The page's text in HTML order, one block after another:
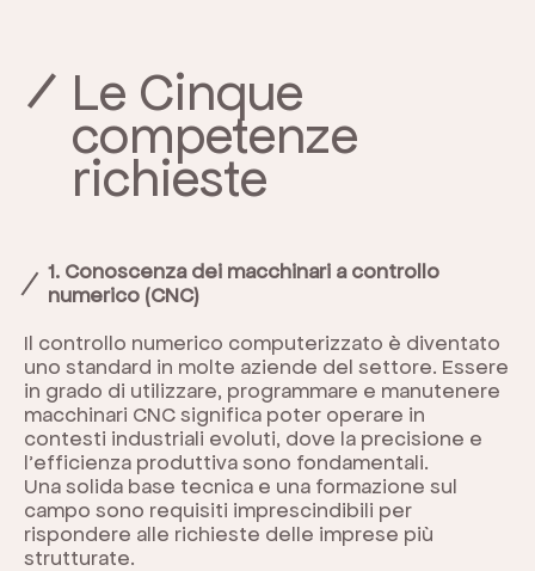
Le Cinque
competenze
richieste
1. Conoscenza dei macchinari a controllo
numerico (CNC)
Il controllo numerico computerizzato è diventato
uno standard in molte aziende del settore. Essere
in grado di utilizzare, programmare e manutenere
macchinari CNC significa poter operare in
contesti industriali evoluti, dove la precisione e
l’efficienza produttiva sono fondamentali.
Una solida base tecnica e una formazione sul
campo sono requisiti imprescindibili per
rispondere alle richieste delle imprese più
strutturate.